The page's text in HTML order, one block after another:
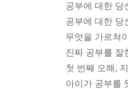
공부에 대한 당
공부에 대한 당
무엇을 가르쳐
진짜 공부를 잘
첫 번째 오해,
아이가 공부를